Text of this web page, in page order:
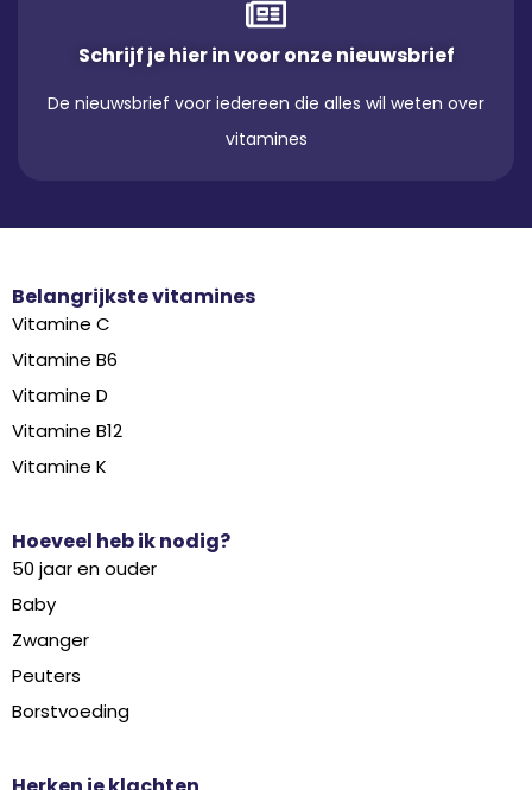
Schrijf je hier in voor onze nieuwsbrief
De nieuwsbrief voor iedereen die alles wil weten over
vitamines
Belangrijkste vitamines
Vitamine C
Vitamine B6
Vitamine D
Vitamine B12
Vitamine K
Hoeveel heb ik nodig?
50 jaar en ouder
Baby
Zwanger
Peuters
Borstvoeding